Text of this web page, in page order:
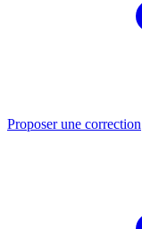
Proposer une correction